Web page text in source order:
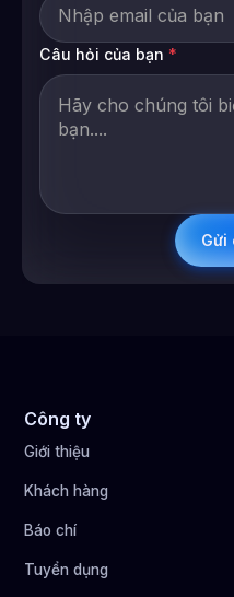
Câu hỏi của bạn *
Công ty
Giới thiệu
Khách hàng
Báo chí
Tuyển dụng